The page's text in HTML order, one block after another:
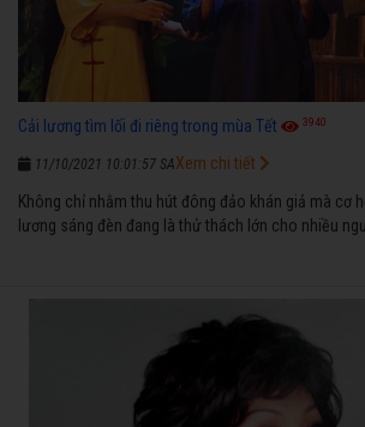
Cải lương tìm lối đi riêng trong mùa Tết 3940
11/10/2021 10:01:57 SA
Không chỉ nhằm thu hút đông đảo khán giả mà cơ
lương sáng đèn đang là thử thách lớn cho nhiều
Xem chi tiết